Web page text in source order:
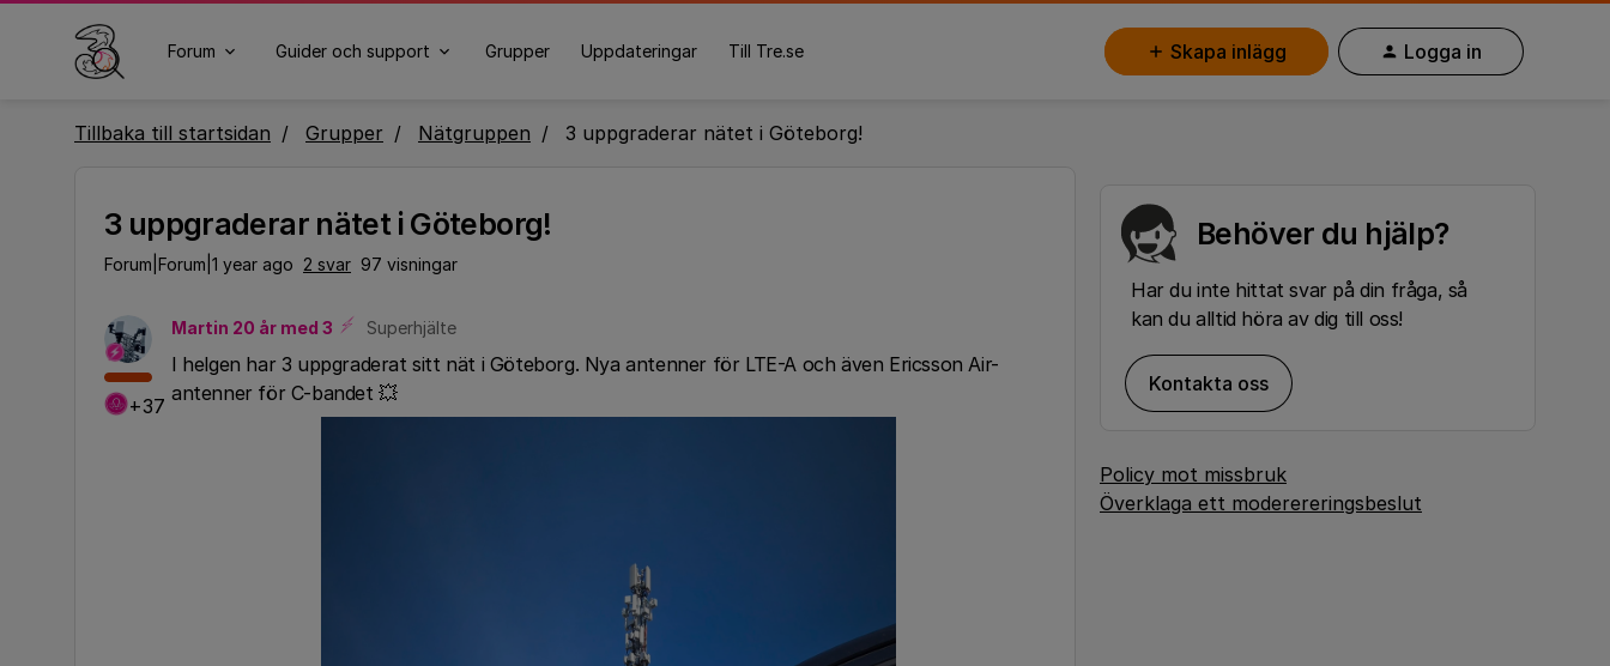
Forum Guider och support Grupper Uppdateringar Till Tre.se Skapa inlägg Logga in
Tillbaka till startsidan Grupper Nätgruppen 3 uppgraderar nätet i Göteborg!
3 uppgraderar nätet i Göteborg!
Forum|Forum|1 year ago 2 svar 97 visningar
+37
Martin 20 år med 3 Superhjälte
I helgen har 3 uppgraderat sitt nät i Göteborg. Nya antenner för LTE-A och även Ericsson Air-
antenner för C-bandet 💥
Behöver du hjälp?
Har du inte hittat svar på din fråga, så
kan du alltid höra av dig till oss!
Kontakta oss
Policy mot missbruk
Överklaga ett moderereringsbeslut